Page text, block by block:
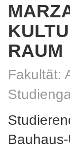
RAUM
Fakultät: